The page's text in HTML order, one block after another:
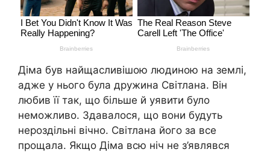
Діма був найщасливішою людиною на землі,
адже у нього була дружина Світлана. Він
любив її так, що більше й уявити було
неможливо. Здавалося, що вони будуть
нероздільні вічно. Світлана його за все
прощала. Якщо Діма всю ніч не з’являвся